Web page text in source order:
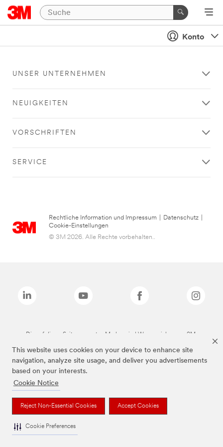
This website uses cookies on your device to enhance site
navigation, analyze site usage, and deliver you advertisements
based on your interests.
Cookie Notice
Reject Non-Essential Cookies Accept Cookies
Cookie Preferences
Konto
UNSER UNTERNEHMEN
NEUIGKEITEN
VORSCHRIFTEN
SERVICE
Rechtliche Information und Impressum Datenschutz
Cookie-Einstellungen
© 3M 2026. Alle Rechte vorbehalten..
Die auf dieser Seite genannten Marken sind Warenzeichen von 3M.